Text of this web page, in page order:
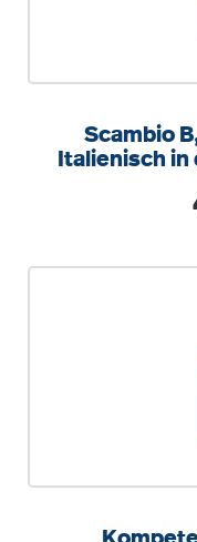
Scambio
Italienisch in